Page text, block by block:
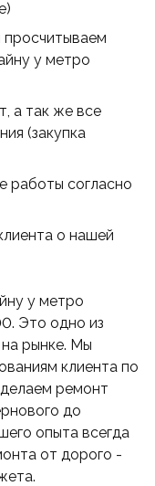
у метро
а так же все
(закупка
работы согласно
о нашей
у метро
Это одно из
рынке. Мы
клиента по
ремонт
до
опыта всегда
от дорого -